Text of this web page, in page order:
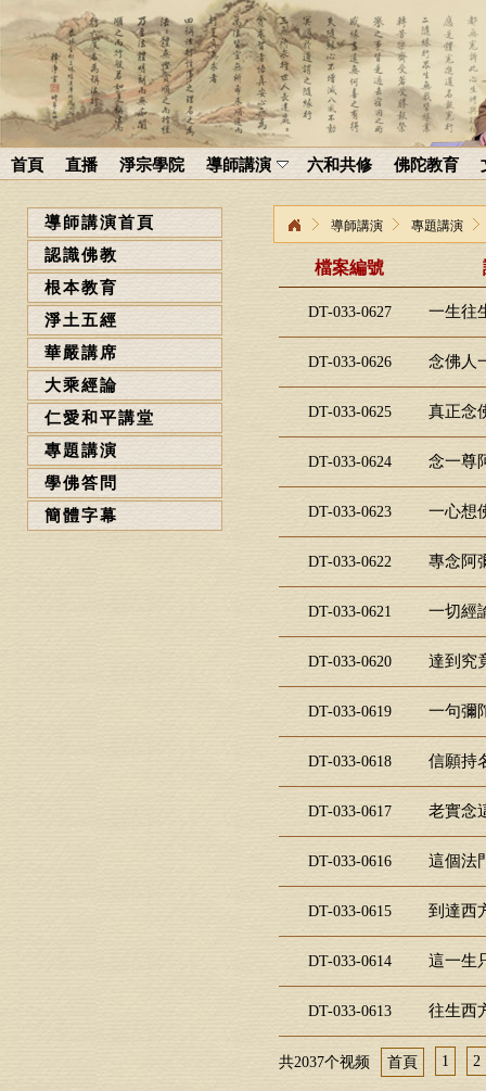
首頁 直播 淨宗學院 導師講演 六和共修 佛陀教育
導師講演首頁
認識佛教
根本教育
淨土五經
華嚴講席
大乘經論
仁愛和平講堂
專題講演
學佛答問
簡體字幕
導師講演 專題講演
檔案編號
DT-033-0627 一生往
DT-033-0626 念佛人
DT-033-0625 真正念
DT-033-0624 念一尊
DT-033-0623 一心想
DT-033-0622 專念阿
DT-033-0621 一切經
DT-033-0620 達到究
DT-033-0619 一句彌
DT-033-0618 信願持
DT-033-0617 老實念
DT-033-0616 這個法
DT-033-0615 到達西
DT-033-0614 這一生
DT-033-0613 往生西
共2037个视频 首頁 1 2